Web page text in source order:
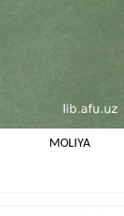
MOLIYA